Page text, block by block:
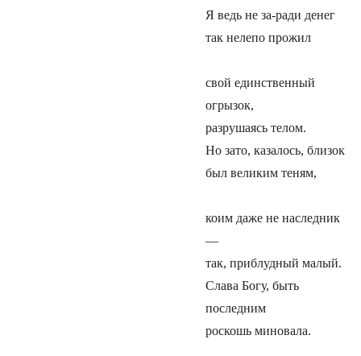
Я ведь не за-ради денег
так нелепо прожил
свой единственный
огрызок,
разрушаясь телом.
Но зато, казалось, близок
был великим теням,
коим даже не наследник
—
так, приблудный малый.
Слава Богу, быть
последним
роскошь миновала.